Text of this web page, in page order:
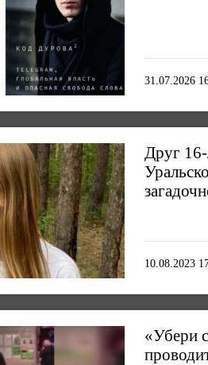
31.07.2026
Друг
10.08.2023
«Убери